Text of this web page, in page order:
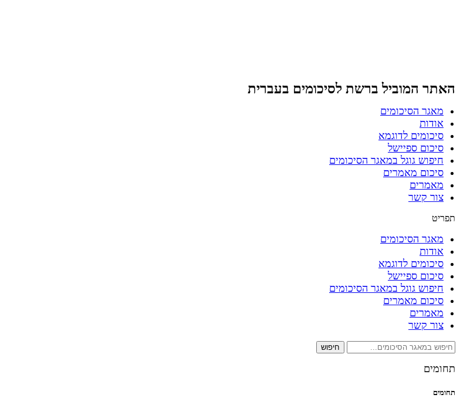
האתר המוביל ברשת לסיכומים בעברית
מאגר הסיכומים
אודות
סיכומים לדוגמא
סיכום ספיישל
חיפוש גוגל במאגר הסיכומים
סיכום מאמרים
מאמרים
צור קשר
תפריט
מאגר הסיכומים
אודות
סיכומים לדוגמא
סיכום ספיישל
חיפוש גוגל במאגר הסיכומים
סיכום מאמרים
מאמרים
צור קשר
חיפוש
תחומים
תחומים